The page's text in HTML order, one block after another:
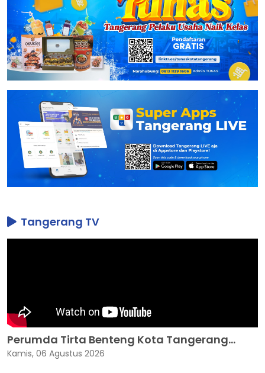
Tangerang TV
Perumda Tirta Benteng Kota Tangerang...
Kamis, 06 Agustus 2026